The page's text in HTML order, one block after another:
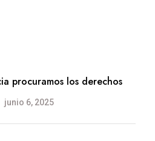
procuramos los derechos
junio 6, 2025